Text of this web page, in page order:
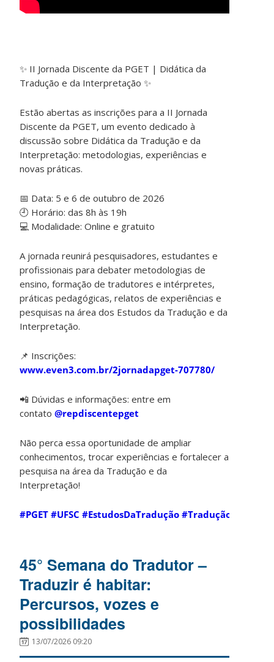
✨ II Jornada Discente da PGET | Didática da
Tradução e da Interpretação ✨
Estão abertas as inscrições para a II Jornada
Discente da PGET, um evento dedicado à
discussão sobre Didática da Tradução e da
Interpretação: metodologias, experiências e
novas práticas.
📅 Data: 5 e 6 de outubro de 2026
🕘 Horário: das 8h às 19h
💻 Modalidade: Online e gratuito
A jornada reunirá pesquisadores, estudantes e
profissionais para debater metodologias de
ensino, formação de tradutores e intérpretes,
práticas pedagógicas, relatos de experiências e
pesquisas na área dos Estudos da Tradução e da
Interpretação.
📌 Inscrições:
www.even3.com.br/2jornadapget-707780/
📲 Dúvidas e informações: entre em
contato@repdiscentepget
Não perca essa oportunidade de ampliar
conhecimentos, trocar experiências e fortalecer a
pesquisa na área da Tradução e da
Interpretação!
#PGET #UFSC #EstudosDaTradução #Tradução
45° Semana do Tradutor –
Traduzir é habitar:
Percursos, vozes e
possibilidades
13/07/2026 09:20